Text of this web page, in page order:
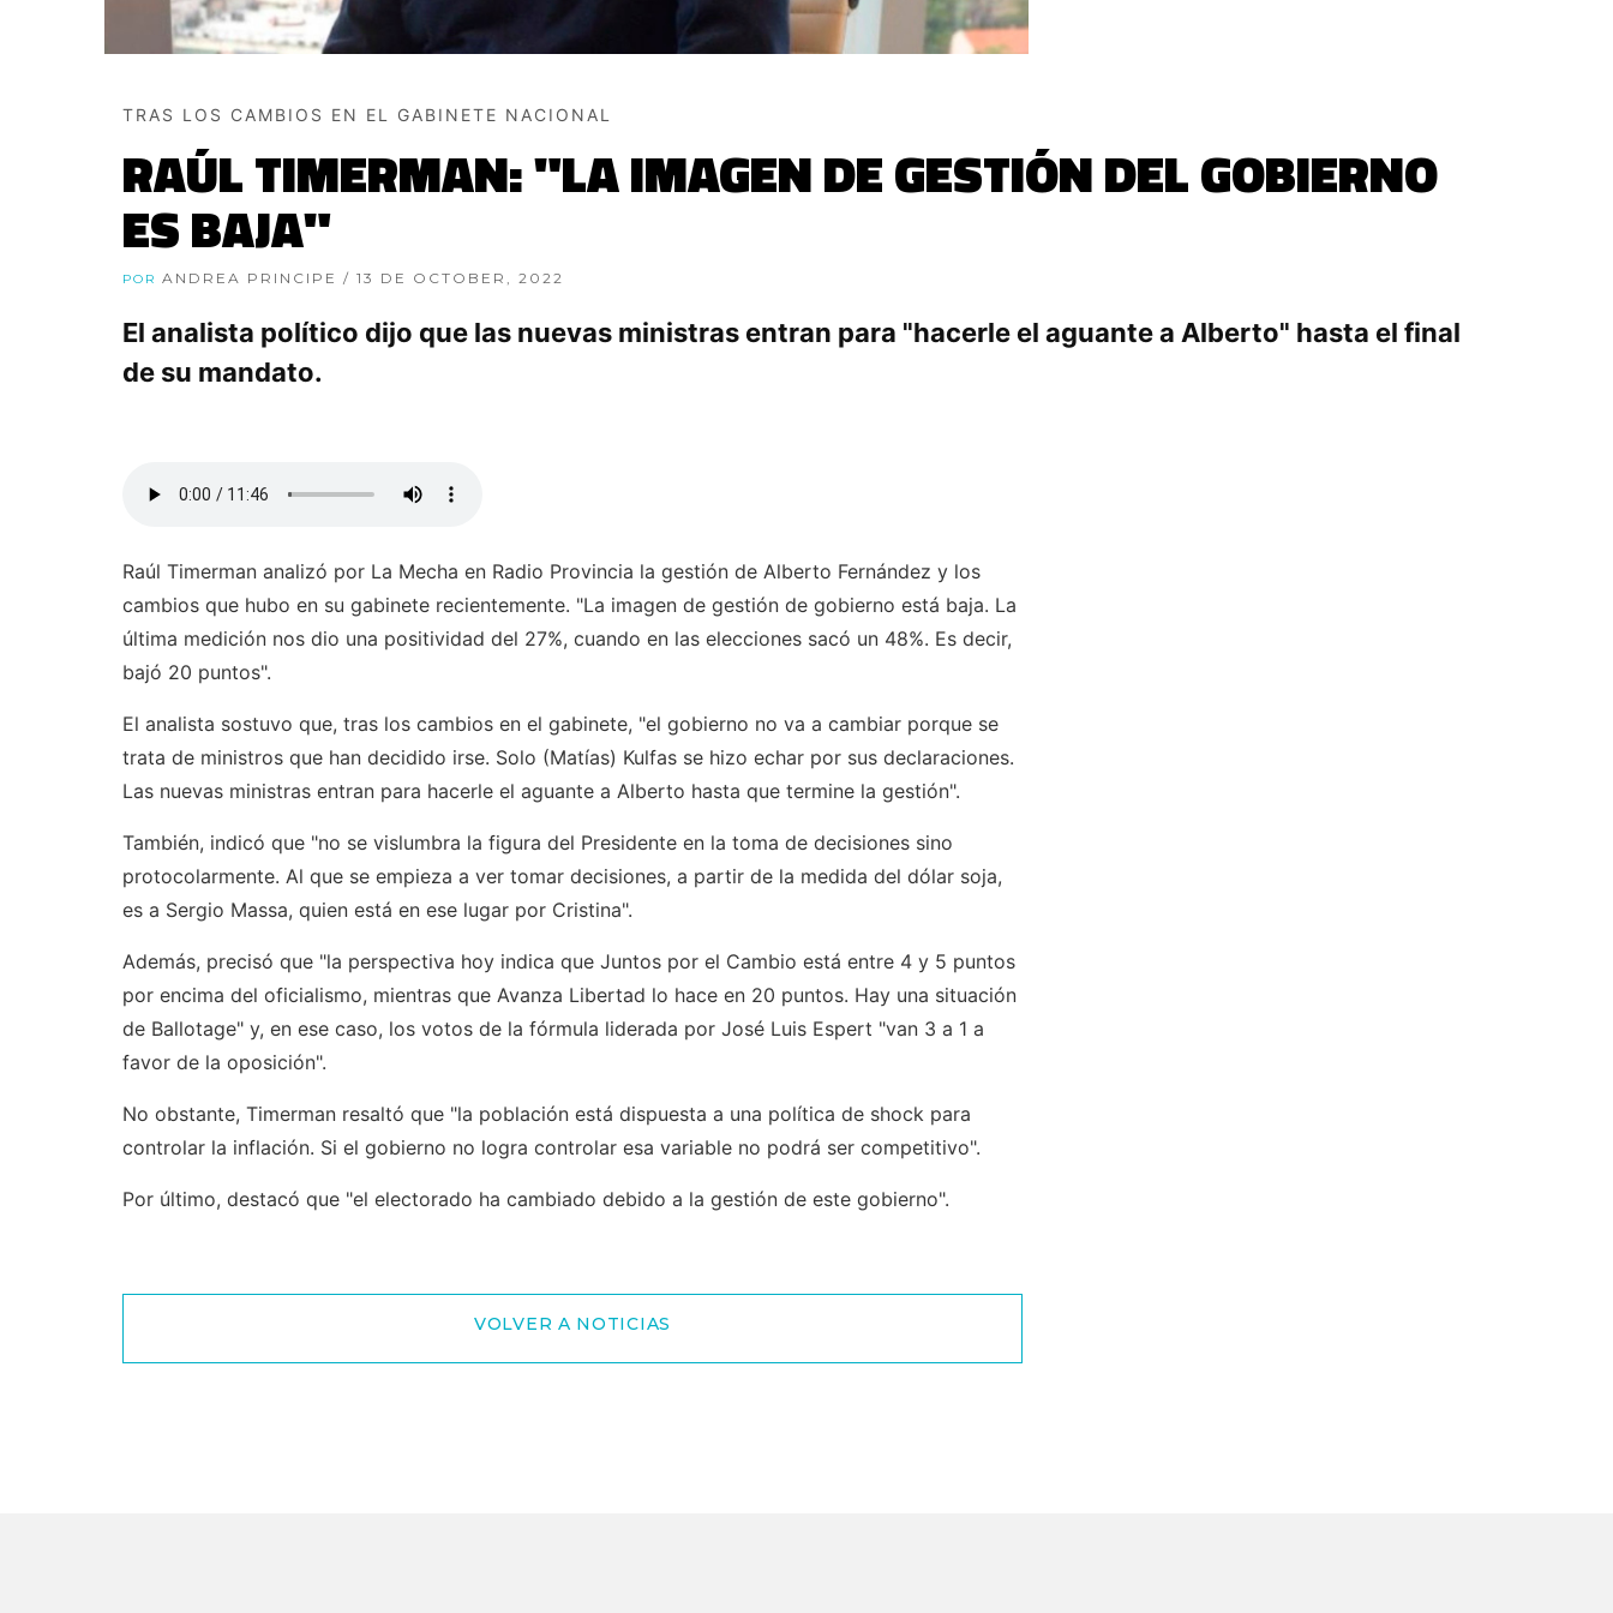
TRAS LOS CAMBIOS EN EL GABINETE NACIONAL
RAÚL TIMERMAN: "LA IMAGEN DE GESTIÓN DEL GOBIERNO
ES BAJA"
POR ANDREA PRINCIPE / 13 DE OCTOBER, 2022
El analista político dijo que las nuevas ministras entran para "hacerle el aguante a Alberto" hasta el final
de su mandato.
Raúl Timerman analizó por La Mecha en Radio Provincia la gestión de Alberto Fernández y los
cambios que hubo en su gabinete recientemente. "La imagen de gestión de gobierno está baja. La
última medición nos dio una positividad del 27%, cuando en las elecciones sacó un 48%. Es decir,
bajó 20 puntos".
El analista sostuvo que, tras los cambios en el gabinete, "el gobierno no va a cambiar porque se
trata de ministros que han decidido irse. Solo (Matías) Kulfas se hizo echar por sus declaraciones.
Las nuevas ministras entran para hacerle el aguante a Alberto hasta que termine la gestión".
También, indicó que "no se vislumbra la figura del Presidente en la toma de decisiones sino
protocolarmente. Al que se empieza a ver tomar decisiones, a partir de la medida del dólar soja,
es a Sergio Massa, quien está en ese lugar por Cristina".
Además, precisó que "la perspectiva hoy indica que Juntos por el Cambio está entre 4 y 5 puntos
por encima del oficialismo, mientras que Avanza Libertad lo hace en 20 puntos. Hay una situación
de Ballotage" y, en ese caso, los votos de la fórmula liderada por José Luis Espert "van 3 a 1 a
favor de la oposición".
No obstante, Timerman resaltó que "la población está dispuesta a una política de shock para
controlar la inflación. Si el gobierno no logra controlar esa variable no podrá ser competitivo".
Por último, destacó que "el electorado ha cambiado debido a la gestión de este gobierno".
VOLVER A NOTICIAS